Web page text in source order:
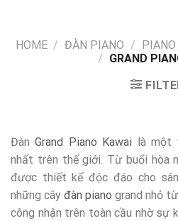
HOME / ĐÀN PIANO / PIANO
/ GRAND
ĐànGrand Piano Kawai là một
nhất trên thế giới. Từ buổi hòa
được thiết kế độc đáo cho
những cây đàn piano grand nhỏ
công nhận trên toàn cầu nhờ sự